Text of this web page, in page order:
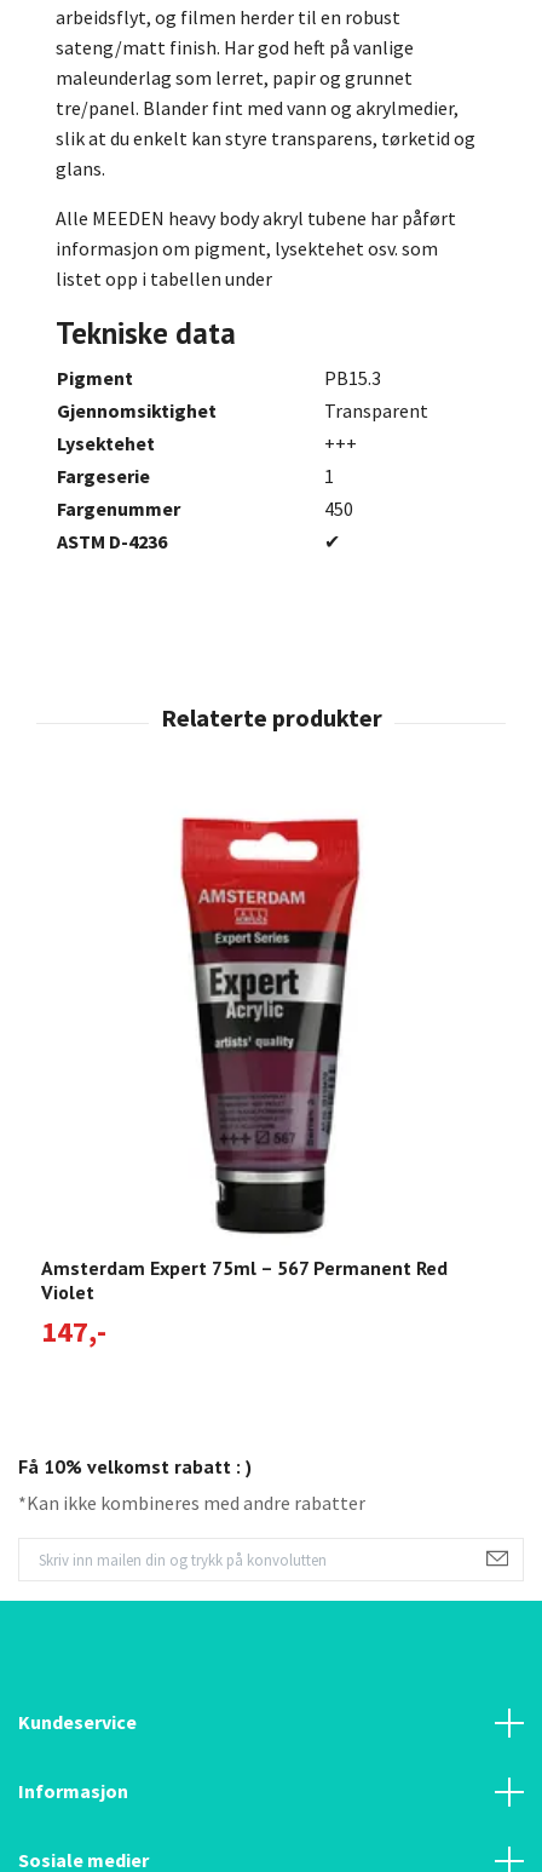
Få 10% velkomst rabatt : )
*Kan ikke kombineres med andre rabatter
arbeidsflyt, og filmen herder til en robust
sateng/matt finish. Har god heft på vanlige
maleunderlag som lerret, papir og grunnet
tre/panel. Blander fint med vann og akrylmedier,
slik at du enkelt kan styre transparens, tørketid og
glans.
Alle MEEDEN heavy body akryl tubene har påført
informasjon om pigment, lysektehet osv. som
listet opp i tabellen under
Tekniske data
Pigment
PB15.3
Gjennomsiktighet
Transparent
Lysektehet
+++
Fargeserie
1
Fargenummer
450
ASTM D-4236
✔
Amsterdam Expert 75ml – 567 Permanent Red
Violet
147,-
Kundeservice
Informasjon
Sosiale medier